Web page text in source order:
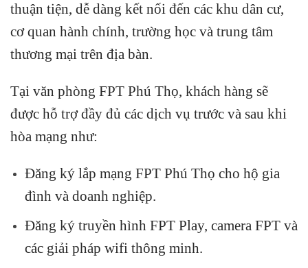
thuận tiện, dễ dàng kết nối đến các khu dân cư,
cơ quan hành chính, trường học và trung tâm
thương mại trên địa bàn.
Tại văn phòng FPT Phú Thọ, khách hàng sẽ
được hỗ trợ đầy đủ các dịch vụ trước và sau khi
hòa mạng như:
Đăng ký lắp mạng FPT Phú Thọ cho hộ gia
đình và doanh nghiệp.
Đăng ký truyền hình FPT Play, camera FPT và
các giải pháp wifi thông minh.